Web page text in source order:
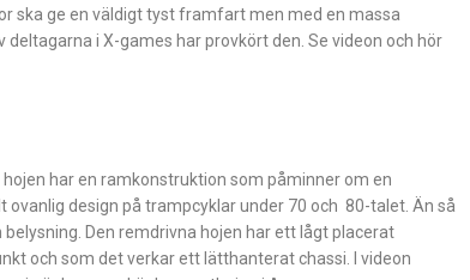
ska ge en väldigt tyst framfart men med en massa
i X-games har provkört den. Se videon och hör
har en ramkonstruktion som påminner om en
design på trampcyklar under 70 och 80-talet. Än så
Den remdrivna hojen har ett lågt placerat
och som det verkar ett lätthanterat chassi. I videon